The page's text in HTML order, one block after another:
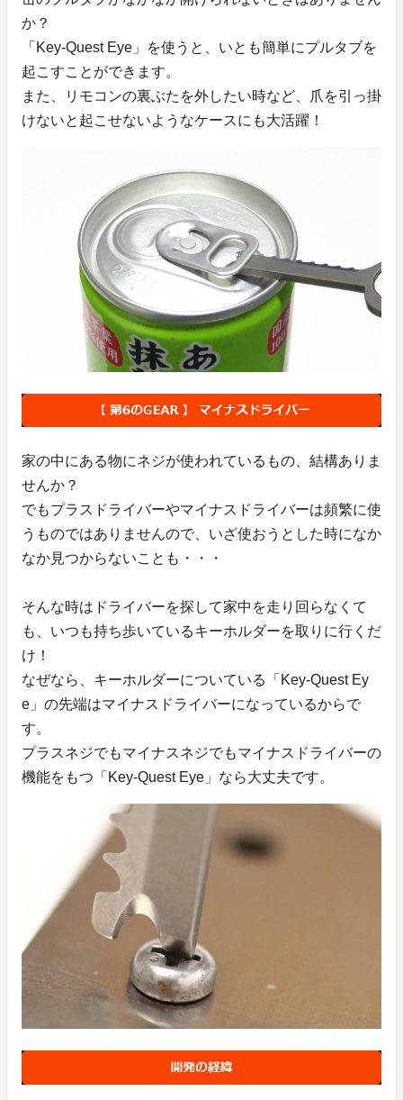
か？
「Key-Quest Eye」を使うと、いとも簡単にプルタブを
起こすことができます。
また、リモコンの裏ぶたを外したい時など、爪を引っ掛
けないと起こせないようなケースにも大活躍！
家の中にある物にネジが使われているもの、結構ありま
せんか？
でもプラスドライバーやマイナスドライバーは頻繁に使
うものではありませんので、いざ使おうとした時になか
なか見つからないことも・・・
そんな時はドライバーを探して家中を走り回らなくて
も、いつも持ち歩いているキーホルダーを取りに行くだ
け！
なぜなら、キーホルダーについている「Key-Quest Ey
e」の先端はマイナスドライバーになっているからで
す。
プラスネジでもマイナスネジでもマイナスドライバーの
機能をもつ「Key-Quest Eye」なら大丈夫です。